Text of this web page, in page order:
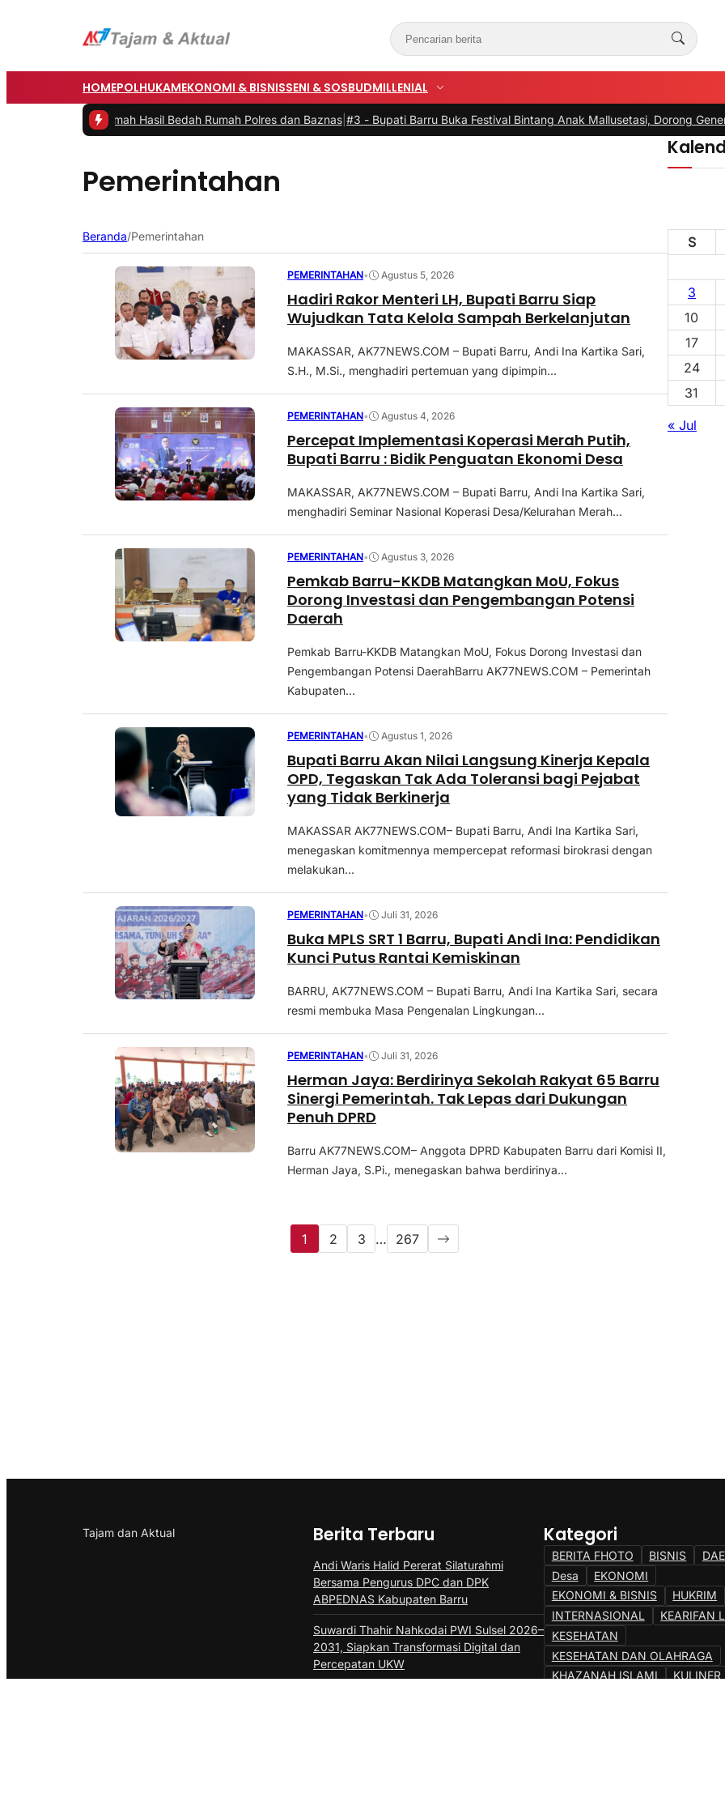
HOMEPOLHUKAMEKONOMI & BISNISSENI & SOSBUDMILLENIAL
Rumah Hasil Bedah Rumah Polres dan Baznas| #3 -Bupati Barru Buka Festival Bintang Anak Mallusetasi, Dorong Generasi
Pemerintahan
Beranda/Pemerintahan
PEMERINTAHAN• Agustus 5, 2026
Hadiri Rakor Menteri LH, Bupati Barru Siap
Wujudkan Tata Kelola Sampah Berkelanjutan
MAKASSAR, AK77NEWS.COM – Bupati Barru, Andi Ina Kartika Sari,
S.H., M.Si., menghadiri pertemuan yang dipimpin...
PEMERINTAHAN• Agustus 4, 2026
Percepat Implementasi Koperasi Merah Putih,
Bupati Barru : Bidik Penguatan Ekonomi Desa
MAKASSAR, AK77NEWS.COM – Bupati Barru, Andi Ina Kartika Sari,
menghadiri Seminar Nasional Koperasi Desa/Kelurahan Merah...
PEMERINTAHAN• Agustus 3, 2026
Pemkab Barru-KKDB Matangkan MoU, Fokus
Dorong Investasi dan Pengembangan Potensi
Daerah
Pemkab Barru-KKDB Matangkan MoU, Fokus Dorong Investasi dan
Pengembangan Potensi DaerahBarru AK77NEWS.COM – Pemerintah
Kabupaten...
PEMERINTAHAN• Agustus 1, 2026
Bupati Barru Akan Nilai Langsung Kinerja Kepala
OPD, Tegaskan Tak Ada Toleransi bagi Pejabat
yang Tidak Berkinerja
MAKASSAR AK77NEWS.COM– Bupati Barru, Andi Ina Kartika Sari,
menegaskan komitmennya mempercepat reformasi birokrasi dengan
melakukan...
PEMERINTAHAN• Juli 31, 2026
Buka MPLS SRT 1 Barru, Bupati Andi Ina: Pendidikan
Kunci Putus Rantai Kemiskinan
BARRU, AK77NEWS.COM – Bupati Barru, Andi Ina Kartika Sari, secara
resmi membuka Masa Pengenalan Lingkungan...
PEMERINTAHAN• Juli 31, 2026
Herman Jaya: Berdirinya Sekolah Rakyat 65 Barru
Sinergi Pemerintah. Tak Lepas dari Dukungan
Penuh DPRD
Barru AK77NEWS.COM– Anggota DPRD Kabupaten Barru dari Komisi II,
Herman Jaya, S.Pi., menegaskan bahwa berdirinya...
1 2 3 … 267
S
3
10
17
24
31
« Jul
Tajam dan Aktual Berita Terbaru
Andi Waris Halid Pererat Silaturahmi
Bersama Pengurus DPC dan DPK
ABPEDNAS Kabupaten Barru
Suwardi Thahir Nahkodai PWI Sulsel 2026–
2031, Siapkan Transformasi Digital dan
Percepatan UKW
Kategori
BERITA FHOTO BISNIS
Desa
EKONOMI
EKONOMI & BISNIS
HUKRIM
INTERNASIONAL
KEARIFAN
KESEHATAN
KESEHATAN DAN OLAHRAGA
KHAZANAH ISLAMI
KULINER